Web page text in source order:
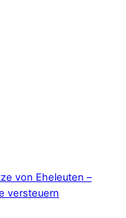
von Eheleuten –
versteuern